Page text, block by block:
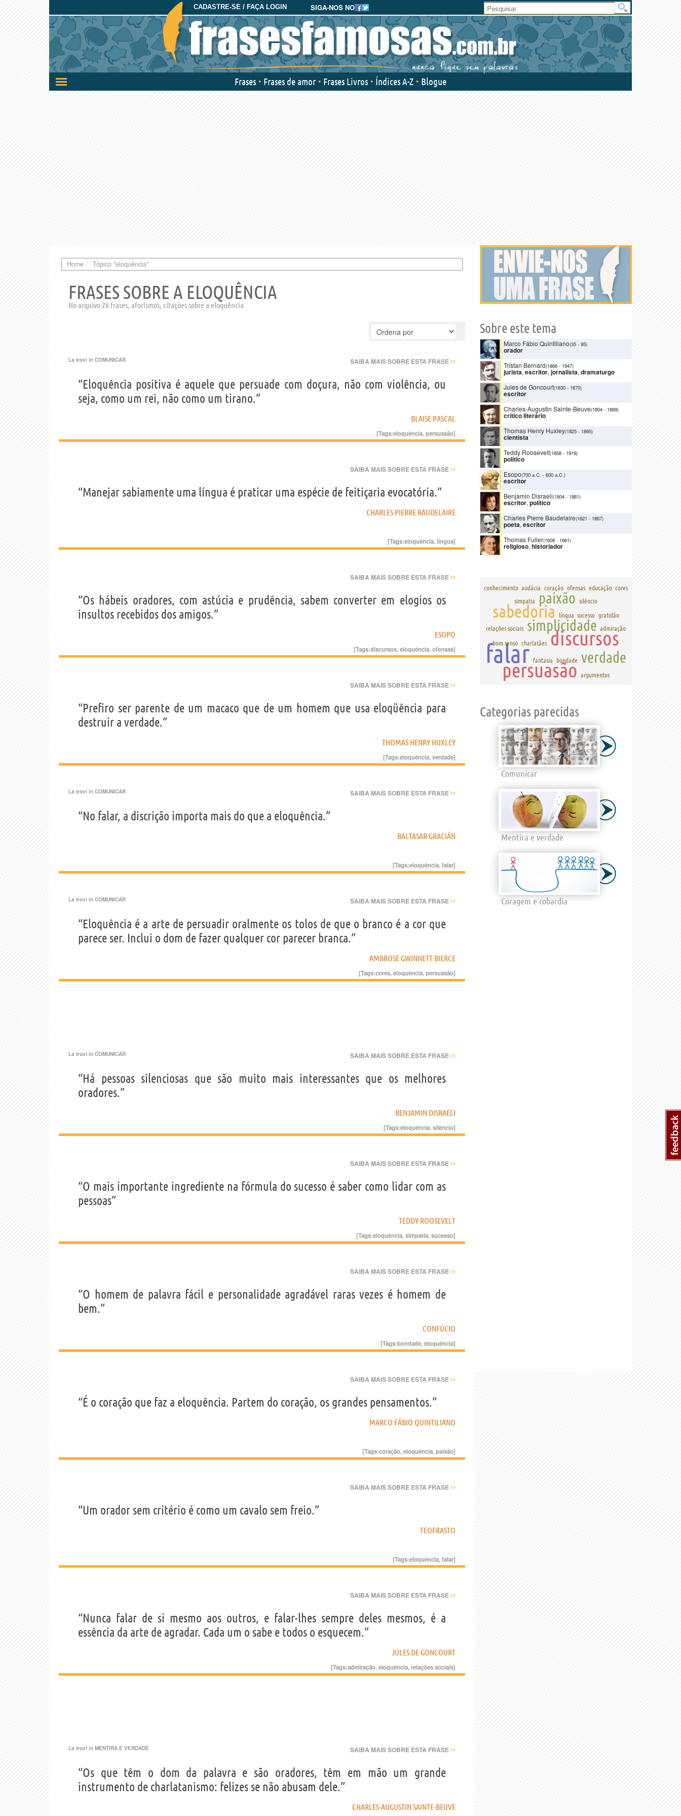
SIGA-NOS NO
CADASTRE-SE / FAÇA LOGIN
Ativar/desativar
a
Área
do
Usuário
Frases Frases de amor Frases Livros Índices A-Z Blogue
Home Tópico "eloquência"
FRASES SOBRE A ELOQUÊNCIA
No arquivo 26 frases, aforismos, citações sobre a eloquência
La trovi in COMUNICAR SAIBA MAIS SOBRE ESTA FRASE ››
“Eloquência positiva é aquele que persuade com doçura, não com violência, ou
seja, como um rei, não como um tirano.”
BLAISE PASCAL
[Tags:eloquência,persuasão]
SAIBA MAIS SOBRE ESTA FRASE ››
“Manejar sabiamente uma língua é praticar uma espécie de feitiçaria evocatória.”
CHARLES PIERRE BAUDELAIRE
[Tags:eloquência,língua]
SAIBA MAIS SOBRE ESTA FRASE ››
“Os hábeis oradores, com astúcia e prudência, sabem converter em elogios os
insultos recebidos dos amigos.”
ESOPO
[Tags:discursos,eloquência,ofensas]
SAIBA MAIS SOBRE ESTA FRASE ››
“Prefiro ser parente de um macaco que de um homem que usa eloqüência para
destruir a verdade.”
THOMAS HENRY HUXLEY
[Tags:eloquência,verdade]
La trovi in COMUNICAR SAIBA MAIS SOBRE ESTA FRASE ››
“No falar, a discrição importa mais do que a eloquência.”
BALTASAR GRACIÁN
[Tags:eloquência,falar]
La trovi in COMUNICAR SAIBA MAIS SOBRE ESTA FRASE ››
“Eloquência é a arte de persuadir oralmente os tolos de que o branco é a cor que
parece ser. Inclui o dom de fazer qualquer cor parecer branca.”
AMBROSE GWINNETT BIERCE
[Tags:cores,eloquência,persuasão]
La trovi in COMUNICAR SAIBA MAIS SOBRE ESTA FRASE ››
“Há pessoas silenciosas que são muito mais interessantes que os melhores
oradores.”
BENJAMIN DISRAELI
[Tags:eloquência,silêncio]
SAIBA MAIS SOBRE ESTA FRASE ››
“O mais importante ingrediente na fórmula do sucesso é saber como lidar com as
pessoas”
TEDDY ROOSEVELT
[Tags:eloquência,simpatia,sucesso]
SAIBA MAIS SOBRE ESTA FRASE ››
“O homem de palavra fácil e personalidade agradável raras vezes é homem de
bem.”
CONFÚCIO
[Tags:bondade,eloquência]
SAIBA MAIS SOBRE ESTA FRASE ››
“É o coração que faz a eloquência. Partem do coração, os grandes pensamentos.”
MARCO FÁBIO QUINTILIANO
[Tags:coração,eloquência,paixão]
SAIBA MAIS SOBRE ESTA FRASE ››
“Um orador sem critério é como um cavalo sem freio.”
TEOFRASTO
[Tags:eloquência,falar]
SAIBA MAIS SOBRE ESTA FRASE ››
“Nunca falar de si mesmo aos outros, e falar-lhes sempre deles mesmos, é a
essência da arte de agradar. Cada um o sabe e todos o esquecem.”
JULES DE GONCOURT
[Tags:admiração,eloquência,relações sociais]
La trovi in MENTIRA E VERDADE SAIBA MAIS SOBRE ESTA FRASE ››
“Os que têm o dom da palavra e são oradores, têm em mão um grande
instrumento de charlatanismo: felizes se não abusam dele.”
CHARLES-AUGUSTIN SAINTE-BEUVE
Sobre este tema
Marco Fábio Quintiliano(35 - 95)
orador
Tristan Bernard(1866 - 1947)
jurista, escritor, jornalista, dramaturgo
Jules de Goncourt(1830 - 1870)
escritor
Charles-Augustin Sainte-Beuve(1804 - 1869)
crítico literário
Thomas Henry Huxley(1825 - 1895)
cientista
Teddy Roosevelt(1858 - 1919)
político
Esopo(700 a.C. - 600 a.C.)
escritor
Benjamin Disraeli(1804 - 1881)
escritor, político
Charles Pierre Baudelaire(1821 - 1867)
poeta, escritor
Thomas Fuller(1608 - 1661)
religioso, historiador
conhecimento audácia coração ofensas educação cores
simpatia
paixão silêncio
sabedoria língua sucesso gratidão
relações sociais simplicidade admiração
bom senso charlatães discursos
falar fantasia bondade verdade
persuasão argumentos
Categorias parecidas
Comunicar
Mentira e verdade
Coragem e cobardia